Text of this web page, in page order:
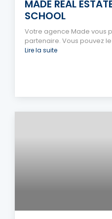
MADE REAL
SCHOOL
Votre agence Made vous
partenaire. Vous pouvez
Lire la suite